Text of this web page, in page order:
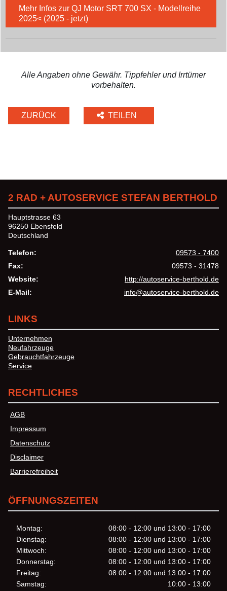
Mehr Infos zur QJ Motor SRT 700 SX - Modellreihe
2025< (2025 - jetzt)
Alle Angaben ohne Gewähr. Tippfehler und Irrtümer
vorbehalten.
ZURÜCK TEILEN
2 RAD + AUTOSERVICE STEFAN BERTHOLD
Hauptstrasse 63
96250 Ebensfeld
Deutschland
Telefon:
09573 - 7400
Fax:
09573 - 31478
Website:
http://autoservice-berthold.de
E-Mail:
info@autoservice-berthold.de
LINKS
Unternehmen
Neufahrzeuge
Gebrauchtfahrzeuge
Service
RECHTLICHES
AGB
Impressum
Datenschutz
Disclaimer
Barrierefreiheit
ÖFFNUNGSZEITEN
Montag:
08:00 - 12:00 und 13:00 - 17:00
Dienstag:
08:00 - 12:00 und 13:00 - 17:00
Mittwoch:
08:00 - 12:00 und 13:00 - 17:00
Donnerstag:
08:00 - 12:00 und 13:00 - 17:00
Freitag:
08:00 - 12:00 und 13:00 - 17:00
Samstag:
10:00 - 13:00